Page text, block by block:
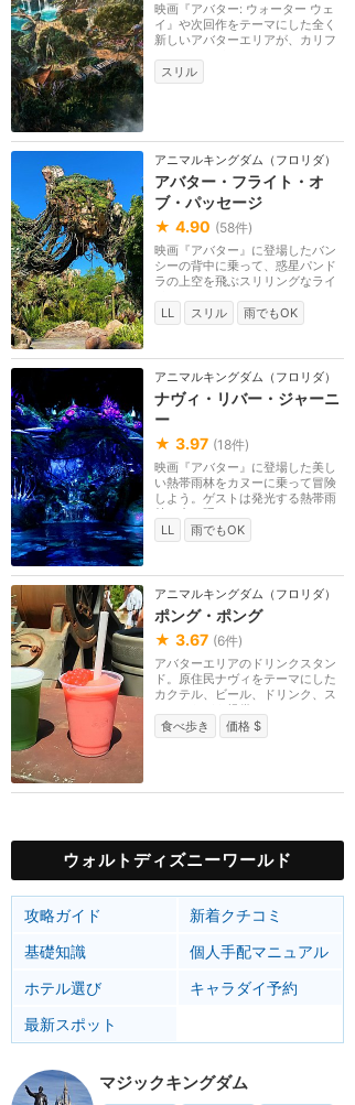
映画『アバター: ウォーター ウェ
イ』や次回作をテーマにした全く
新しいアバターエリアが、カリフ
スリル
アニマルキングダム（フロリダ）
アバター・フライト・オ
ブ・パッセージ
★ 4.90 (58件)
映画『アバター』に登場したバン
シーの背中に乗って、惑星パンド
ラの上空を飛ぶスリリングなライ
LL
スリル 雨でもOK
アニマルキングダム（フロリダ）
ナヴィ・リバー・ジャーニ
ー
★ 3.97 (18件)
映画『アバター』に登場した美し
い熱帯雨林をカヌーに乗って冒険
しよう。ゲストは発光する熱帯雨
林の中に隠された...
LL
雨でもOK
アニマルキングダム（フロリダ）
ポング・ポング
★ 3.67 (6件)
アバターエリアのドリンクスタン
ド。原住民ナヴィをテーマにした
カクテル、ビール、ドリンク、ス
ナックなどを提供...
食べ歩き
価格 $
ウォルトディズニーワールド
攻略ガイド
新着クチコミ
基礎知識
個人手配マニュアル
ホテル選び
キャラダイ予約
最新スポット
マジックキングダム